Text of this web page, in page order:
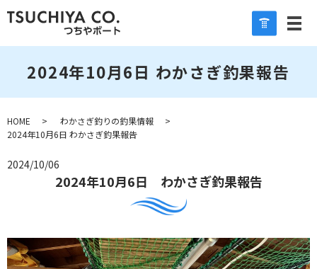
2024年10月6日 わかさぎ釣果報告
HOME
わかさぎ釣りの釣果情報
2024年10月6日 わかさぎ釣果報告
2024/10/06
2024年10月6日 わかさぎ釣果報告